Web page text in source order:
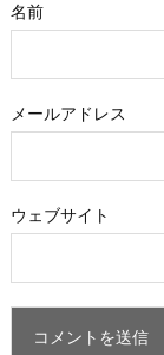
名前
メールアドレス
ウェブサイト